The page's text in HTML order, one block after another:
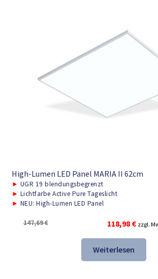
High-Lumen LED Panel MARIA II 62cm
► UGR 19 blendungsbegrenzt
► Lichtfarbe Active Pure Tageslicht
► NEU: High-Lumen LED Panel
147,69€
Ursprünglicher
Preis
war:
147,69 €
118,98 €
Preis
118,98
zzgl.
Weiterlesen